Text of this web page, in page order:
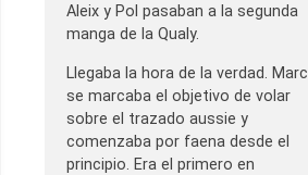
Aleix y Pol pasaban a la segunda
manga de la Qualy.
Llegaba la hora de la verdad. Marc
se marcaba el objetivo de volar
sobre el trazado aussie y
comenzaba por faena desde el
principio. Era el primero en